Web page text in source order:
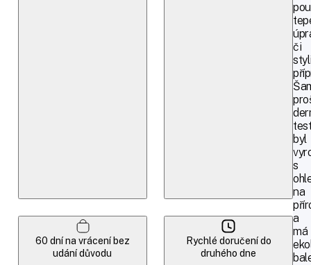
60 dní na vrácení bez
udání důvodu
Rychlé doručení do
druhého dne
či
byl
s
na
a
má